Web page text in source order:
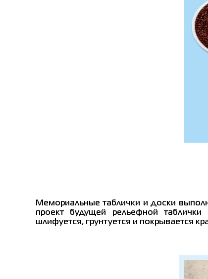
Мемориальные таблички и доски
проект будущей рельефной
шлифуется, грунтуется и покрывается